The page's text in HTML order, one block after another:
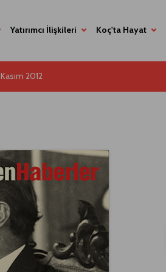
Yatırımcı İlişkileri Koç'ta Hayat
Kasım 2012